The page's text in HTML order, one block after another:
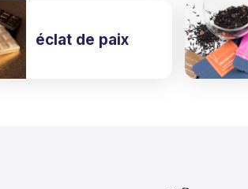
éclat de paix